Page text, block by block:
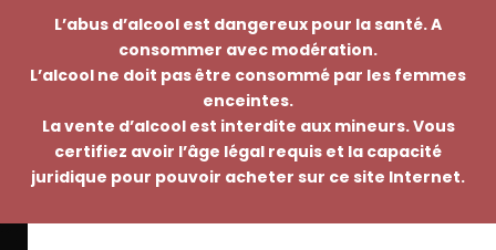
L’abus d’alcool est dangereux pour la santé. A
consommer avec modération.
L’alcool ne doit pas être consommé par les femmes
enceintes.
La vente d’alcool est interdite aux mineurs. Vous
certifiez avoir l’âge légal requis et la capacité
juridique pour pouvoir acheter sur ce site Internet.